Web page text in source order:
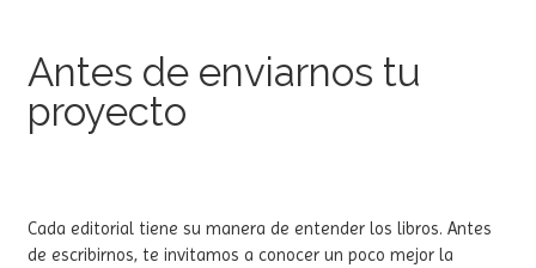
Antes de enviarnos tu
proyecto
Cada editorial tiene su manera de entender los libros. Antes
de escribirnos, te invitamos a conocer un poco mejor la